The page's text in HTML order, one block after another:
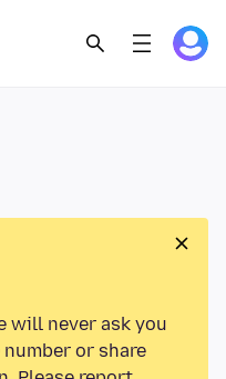
will never ask you
or share